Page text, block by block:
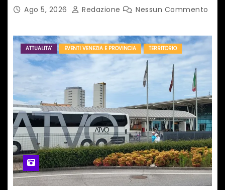
Ago 5, 2026 Redazione Nessun Commento
ATTUALITA' EVENTI VENEZIA E PROVINCIA TERRITORIO